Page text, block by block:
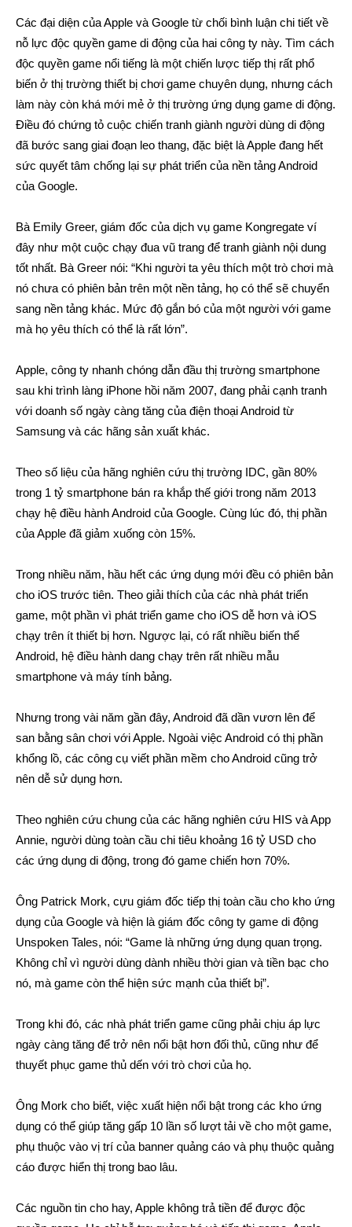
Các đại diện của Apple và Google từ chối bình luận chi tiết về
nỗ lực độc quyền game di động của hai công ty này. Tìm cách
độc quyền game nổi tiếng là một chiến lược tiếp thị rất phổ
biến ở thị trường thiết bị chơi game chuyên dụng, nhưng cách
làm này còn khá mới mẻ ở thị trường ứng dụng game di động.
Điều đó chứng tỏ cuộc chiến tranh giành người dùng di động
đã bước sang giai đoạn leo thang, đặc biệt là Apple đang hết
sức quyết tâm chống lại sự phát triển của nền tảng Android
của Google.
Bà Emily Greer, giám đốc của dịch vụ game Kongregate ví
đây như một cuộc chạy đua vũ trang để tranh giành nội dung
tốt nhất. Bà Greer nói: “Khi người ta yêu thích một trò chơi mà
nó chưa có phiên bản trên một nền tảng, họ có thể sẽ chuyển
sang nền tảng khác. Mức độ gắn bó của một người với game
mà họ yêu thích có thể là rất lớn”.
Apple, công ty nhanh chóng dẫn đầu thị trường smartphone
sau khi trình làng iPhone hồi năm 2007, đang phải cạnh tranh
với doanh số ngày càng tăng của điện thoại Android từ
Samsung và các hãng sản xuất khác.
Theo số liệu của hãng nghiên cứu thị trường IDC, gần 80%
trong 1 tỷ smartphone bán ra khắp thế giới trong năm 2013
chạy hệ điều hành Android của Google. Cùng lúc đó, thị phần
của Apple đã giảm xuống còn 15%.
Trong nhiều năm, hầu hết các ứng dụng mới đều có phiên bản
cho iOS trước tiên. Theo giải thích của các nhà phát triển
game, một phần vì phát triển game cho iOS dễ hơn và iOS
chạy trên ít thiết bị hơn. Ngược lại, có rất nhiều biến thể
Android, hệ điều hành dang chạy trên rất nhiều mẫu
smartphone và máy tính bảng.
Nhưng trong vài năm gần đây, Android đã dần vươn lên để
san bằng sân chơi với Apple. Ngoài việc Android có thị phần
khổng lồ, các công cụ viết phần mềm cho Android cũng trở
nên dễ sử dụng hơn.
Theo nghiên cứu chung của các hãng nghiên cứu HIS và App
Annie, người dùng toàn cầu chi tiêu khoảng 16 tỷ USD cho
các ứng dụng di động, trong đó game chiến hơn 70%.
Ông Patrick Mork, cựu giám đốc tiếp thị toàn cầu cho kho ứng
dụng của Google và hiện là giám đốc công ty game di động
Unspoken Tales, nói: “Game là những ứng dụng quan trọng.
Không chỉ vì người dùng dành nhiều thời gian và tiền bạc cho
nó, mà game còn thể hiện sức mạnh của thiết bị”.
Trong khi đó, các nhà phát triển game cũng phải chịu áp lực
ngày càng tăng để trở nên nổi bật hơn đối thủ, cũng như để
thuyết phục game thủ dến với trò chơi của họ.
Ông Mork cho biết, việc xuất hiện nổi bật trong các kho ứng
dụng có thể giúp tăng gấp 10 lần số lượt tải về cho một game,
phụ thuộc vào vị trí của banner quảng cáo và phụ thuộc quảng
cáo được hiển thị trong bao lâu.
Các nguồn tin cho hay, Apple không trả tiền để được độc